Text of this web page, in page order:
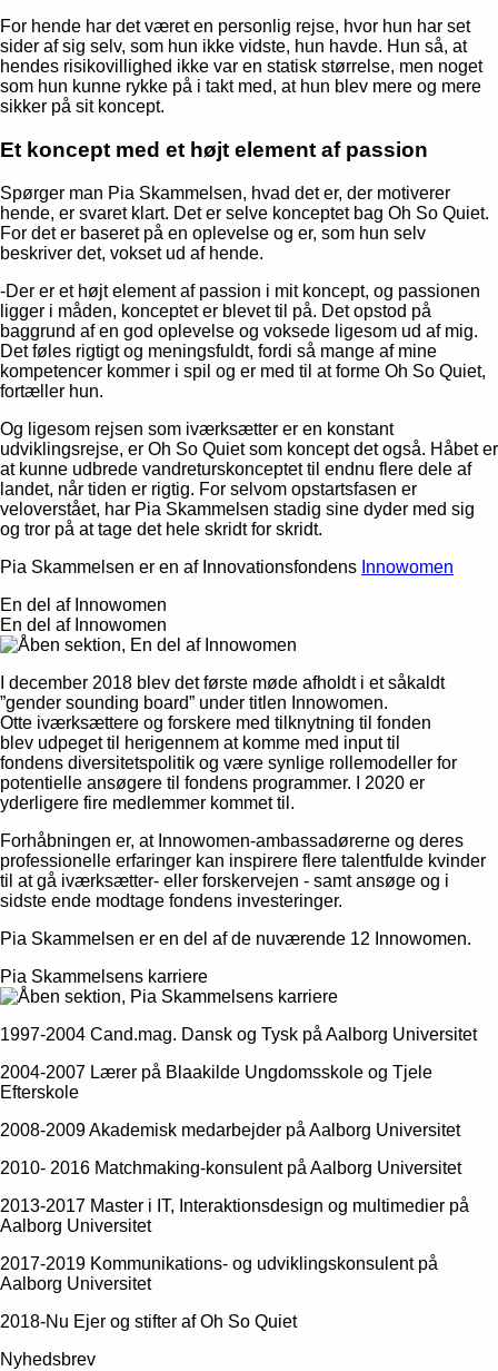
Statistik
Marketing
Tillad alle
Tillad valgte
Afvis
For hende har det været en personlig rejse, hvor hun har set
sider af sig selv, som hun ikke vidste, hun havde. Hun så, at
hendes risikovillighed ikke var en statisk størrelse, men noget
som hun kunne rykke på i takt med, at hun blev mere og mere
sikker på sit koncept.
Et koncept med et højt element af passion
Spørger man Pia Skammelsen, hvad det er, der motiverer
hende, er svaret klart. Det er selve konceptet bag Oh So Quiet.
For det er baseret på en oplevelse og er, som hun selv
beskriver det, vokset ud af hende.
-Der er et højt element af passion i mit koncept, og passionen
ligger i måden, konceptet er blevet til på. Det opstod på
baggrund af en god oplevelse og voksede ligesom ud af mig.
Det føles rigtigt og meningsfuldt, fordi så mange af mine
kompetencer kommer i spil og er med til at forme Oh So Quiet,
fortæller hun.
Og ligesom rejsen som iværksætter er en konstant
udviklingsrejse, er Oh So Quiet som koncept det også. Håbet er
at kunne udbrede vandreturskonceptet til endnu flere dele af
landet, når tiden er rigtig. For selvom opstartsfasen er
veloverstået, har Pia Skammelsen stadig sine dyder med sig
og tror på at tage det hele skridt for skridt.
Pia Skammelsen er en af Innovationsfondens Innowomen
En del af Innowomen
En del af Innowomen
I december 2018 blev det første møde afholdt i et såkaldt
”gender sounding board” under titlen Innowomen.
Otte iværksættere og forskere med tilknytning til fonden
blev udpeget til herigennem at komme med input til
fondens diversitetspolitik og være synlige rollemodeller for
potentielle ansøgere til fondens programmer. I 2020 er
yderligere fire medlemmer kommet til.
Forhåbningen er, at Innowomen-ambassadørerne og deres
professionelle erfaringer kan inspirere flere talentfulde kvinder
til at gå iværksætter- eller forskervejen - samt ansøge og i
sidste ende modtage fondens investeringer.
Pia Skammelsen er en del af de nuværende 12 Innowomen.
Pia Skammelsens karriere
1997-2004 Cand.mag. Dansk og Tysk på Aalborg Universitet
2004-2007 Lærer på Blaakilde Ungdomsskole og Tjele
Efterskole
2008-2009 Akademisk medarbejder på Aalborg Universitet
2010- 2016 Matchmaking-konsulent på Aalborg Universitet
2013-2017 Master i IT, Interaktionsdesign og multimedier på
Aalborg Universitet
2017-2019 Kommunikations- og udviklingskonsulent på
Aalborg Universitet
2018-Nu Ejer og stifter af Oh So Quiet
Nyhedsbrev